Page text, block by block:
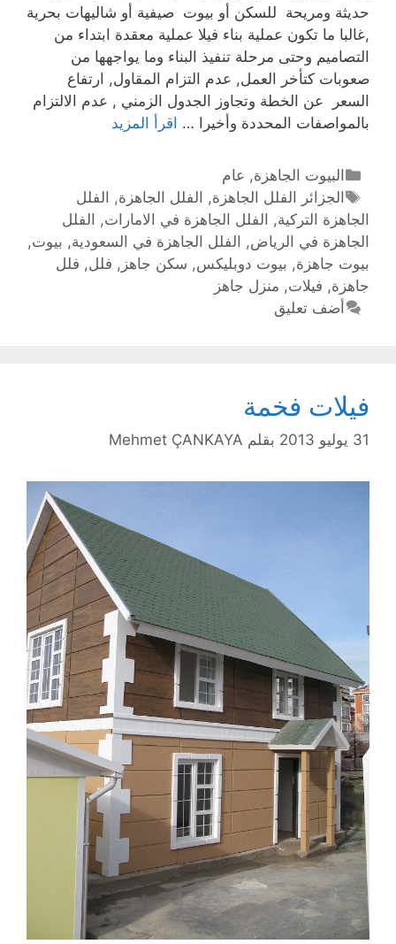
حديثة ومريحة للسكن أو بيوت صيفية أو شاليهات بحرية
,غالبا ما تكون عملية بناء فيلا عملية معقدة ابتداء من
التصاميم وحتى مرحلة تنفيذ البناء وما يواجهها من
صعوبات كتأخر العمل, عدم التزام المقاول, ارتفاع
السعر عن الخطة وتجاوز الجدول الزمني , عدم الالتزام
بالمواصفات المحددة وأخيرا … اقرأ المزيد
البيوت الجاهزة, عام
الجزائر الفلل الجاهزة, الفلل الجاهزة, الفلل
الجاهزة التركية, الفلل الجاهزة في الامارات, الفلل
الجاهزة في الرياض , الفلل الجاهزة في السعودية, بيوت,
بيوت جاهزة, بيوت دوبليكس , سكن جاهز, فلل , فلل
جاهزة, فيلات, منزل جاهز
أضف تعليق
فيلات فخمة
31 يوليو 2013 بقلم Mehmet ÇANKAYA